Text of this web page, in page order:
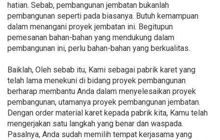
hatian. Sebab, pembangunan jembatan bukanlah
pembangunan seperti pada biasanya. Butuh kemampuan
dalam menangani proyek jembatan ini. Begitupun
pemesanan bahan-bahan yang mendukung dalam
pembangunan ini, perlu bahan-bahan yang berkualitas.
Baiklah, Oleh sebab itu, Kami sebagai pabrik karet yang
telah lama menekuni di bidang proyek pembangunan
berharap membantu Anda dalam menyelesaikan proyek
pembangunan, utamanya proyek pembangunan jembatan.
Dengan order material karet kepada pabrik kita, Kamu telah
mengerjakan satu langkah yang benar dan waspada.
Pasalnya, Anda sudah memilih tempat kerjasama yang